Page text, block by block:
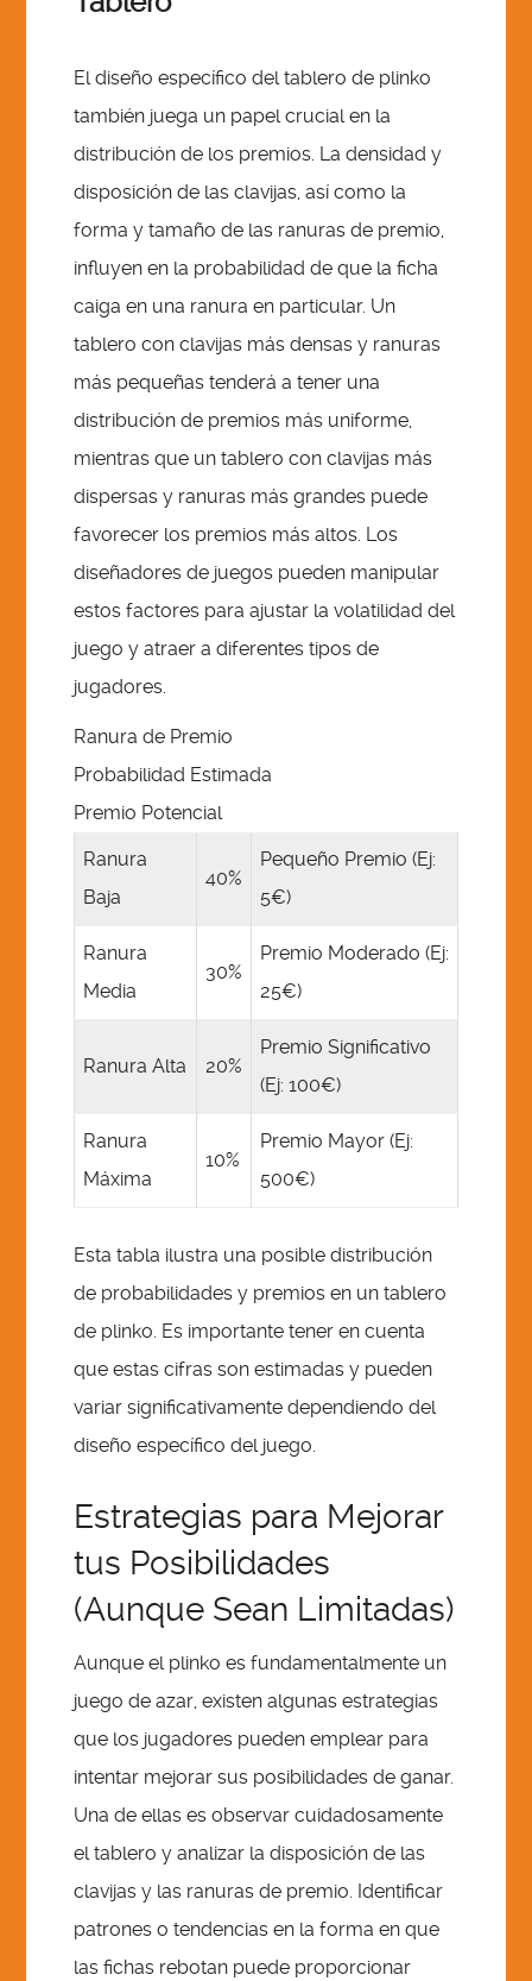
El diseño específico del tablero de plinko
también juega un papel crucial en la
distribución de los premios. La densidad y
disposición de las clavijas, así como la
forma y tamaño de las ranuras de premio,
influyen en la probabilidad de que la ficha
caiga en una ranura en particular. Un
tablero con clavijas más densas y ranuras
más pequeñas tenderá a tener una
distribución de premios más uniforme,
mientras que un tablero con clavijas más
dispersas y ranuras más grandes puede
favorecer los premios más altos. Los
diseñadores de juegos pueden manipular
estos factores para ajustar la volatilidad del
juego y atraer a diferentes tipos de
jugadores.
Ranura de Premio
Probabilidad Estimada
Premio Potencial
Ranura
Baja
40%
Pequeño Premio (Ej:
5€)
Ranura
Media
30%
Premio Moderado (Ej:
25€)
Ranura Alta 20%
Premio Significativo
(Ej: 100€)
Ranura
Máxima
10%
Premio Mayor (Ej:
500€)
Esta tabla ilustra una posible distribución
de probabilidades y premios en un tablero
de plinko. Es importante tener en cuenta
que estas cifras son estimadas y pueden
variar significativamente dependiendo del
diseño específico del juego.
Estrategias para Mejorar
tus Posibilidades
(Aunque Sean Limitadas)
Aunque el plinko es fundamentalmente un
juego de azar, existen algunas estrategias
que los jugadores pueden emplear para
intentar mejorar sus posibilidades de ganar.
Una de ellas es observar cuidadosamente
el tablero y analizar la disposición de las
clavijas y las ranuras de premio. Identificar
patrones o tendencias en la forma en que
las fichas rebotan puede proporcionar